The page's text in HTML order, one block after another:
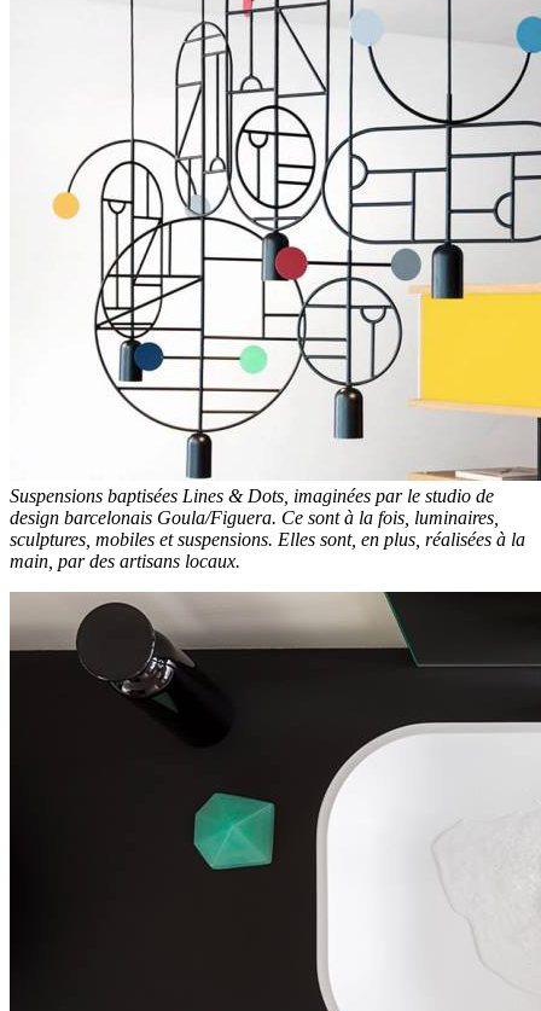
Suspensions baptisées Lines & Dots, imaginées par le studio de
design barcelonais Goula/Figuera. Ce sont à la fois, luminaires,
sculptures, mobiles et suspensions. Elles sont, en plus, réalisées à la
main, par des artisans locaux.